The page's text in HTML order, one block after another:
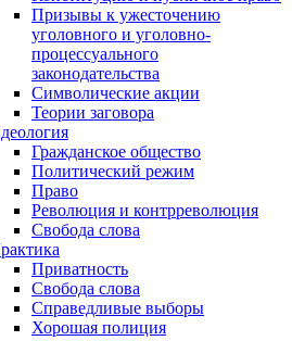
Призывы к ужесточению
уголовного и уголовно-
процессуального
законодательства
Символические акции
Теории заговора
Гражданское общество
Политический режим
Право
Революция и контрреволюция
Свобода слова
Приватность
Свобода слова
Справедливые выборы
Хорошая полиция